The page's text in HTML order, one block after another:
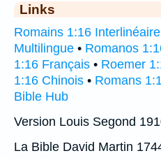
Links
Romains 1:16 Interlinéaire
Multilingue • Romanos
1:16 Français • Roemer
1:16 Chinois • Romans
Bible Hub
Version Louis Segond
La Bible David Martin